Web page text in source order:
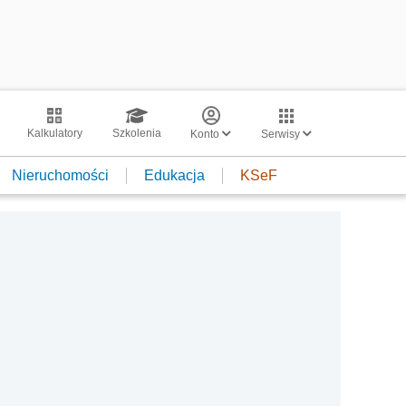
Kalkulatory Szkolenia Konto Serwisy
Nieruchomości Edukacja KSeF